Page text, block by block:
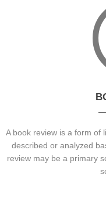
A book review is a form of
described or analyzed
review may be a primary